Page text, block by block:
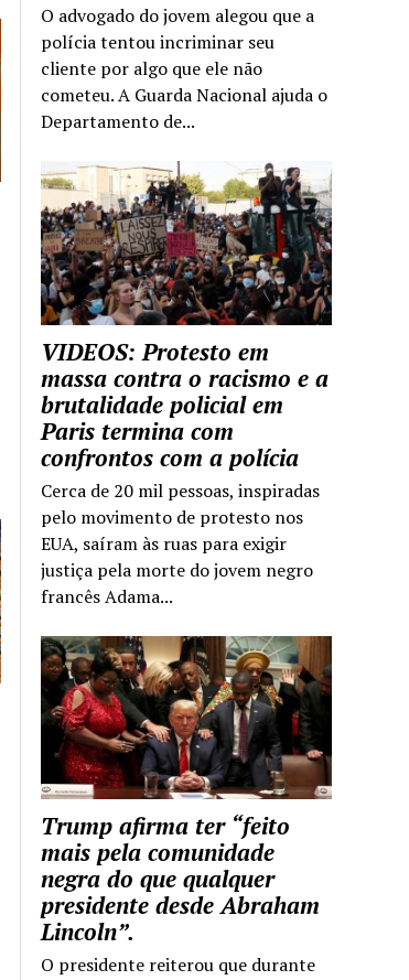
O advogado do jovem alegou que a
polícia tentou incriminar seu
cliente por algo que ele não
cometeu. A Guarda Nacional ajuda o
Departamento de...
VIDEOS: Protesto em
massa contra o racismo e a
brutalidade policial em
Paris termina com
confrontos com a polícia
Cerca de 20 mil pessoas, inspiradas
pelo movimento de protesto nos
EUA, saíram às ruas para exigir
justiça pela morte do jovem negro
francês Adama...
Trump afirma ter “feito
mais pela comunidade
negra do que qualquer
presidente desde Abraham
Lincoln”.
O presidente reiterou que durante